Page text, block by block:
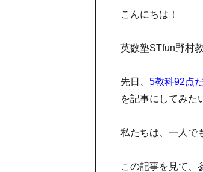
こんにちは！
英数塾STfun野村
先日、 5教科92点
を記事にしてみた
私たちは、一人で
この記事を見て、